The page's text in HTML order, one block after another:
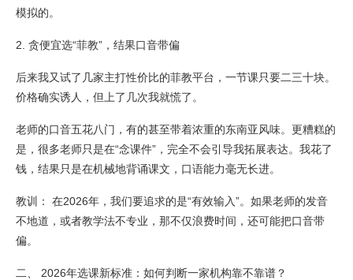
模拟的。
2. 贪便宜选“菲教”，结果口音带偏
后来我又试了几家主打性价比的菲教平台，一节课只要二三十块。
价格确实诱人，但上了几次我就慌了。
老师的口音五花八门，有的甚至带着浓重的东南亚风味。更糟糕的
是，很多老师只是在“念课件”，完全不会引导我拓展表达。我花了
钱，结果只是在机械地背诵课文，口语能力毫无长进。
教训： 在2026年，我们要追求的是“有效输入”。如果老师的发音
不地道，或者教学法不专业，那不仅浪费时间，还可能把口音带
偏。
二、 2026年选课新标准：如何判断一家机构靠不靠谱？